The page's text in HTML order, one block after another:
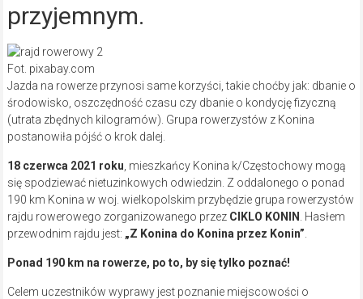
przyjemnym.
Fot. pixabay.com
Jazda na rowerze przynosi same korzyści, takie choćby jak: dbanie o
środowisko, oszczędność czasu czy dbanie o kondycję fizyczną
(utrata zbędnych kilogramów). Grupa rowerzystów z Konina
postanowiła pójść o krok dalej.
18 czerwca 2021 roku , mieszkańcy Konina k/Częstochowy mogą
się spodziewać nietuzinkowych odwiedzin. Z oddalonego o ponad
190 km Konina w woj. wielkopolskim przybędzie grupa rowerzystów
rajdu rowerowego zorganizowanego przez CIKLO KONIN
. Hasłem
przewodnim rajdu jest: „Z Konina do Konina przez Konin”
Ponad 190 km na rowerze, po to, by się tylko poznać!
Celem uczestników wyprawy jest poznanie miejscowości o